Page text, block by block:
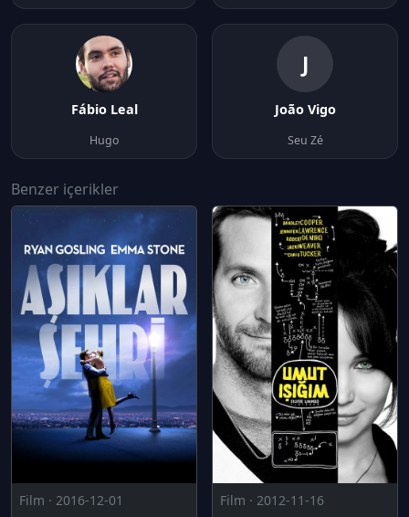
Fábio Leal
Hugo
J
João Vigo
Seu Zé
Benzer içerikler
Film · 2016-12-01
Film · 2012-11-16